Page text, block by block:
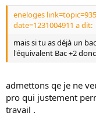
eneloges
date=1231004911 a dit:
mais si tu as déjà un
l'équivalent Bac +2
admettons qe je ne
pro qui justement
travail .